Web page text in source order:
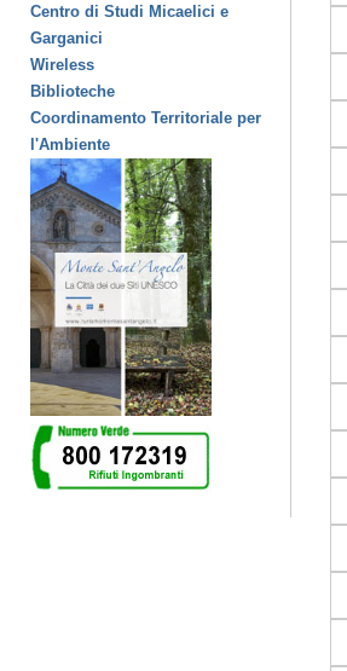
Centro di Studi Micaelici e
Garganici
Wireless
Biblioteche
Coordinamento Territoriale per
l'Ambiente